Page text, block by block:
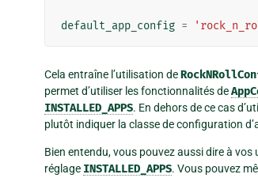
default_app_config =
Cela entraîne l’utilisation de
permet d’utiliser les fonctionnalités de
INSTALLED_APPS. En dehors de ce cas
plutôt indiquer la classe de configuration
Bien entendu, vous pouvez aussi dire à
réglage INSTALLED_APPS. Vous pouvez